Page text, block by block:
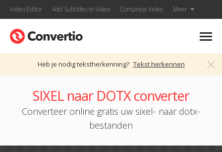
Video Editor Add Subtitles to Video Compress Video Meer
Heb je nodig tekstherkenning? Tekst herkennen
SIXEL naar DOTX converter
Converteer online gratis uw sixel- naar dotx-
bestanden